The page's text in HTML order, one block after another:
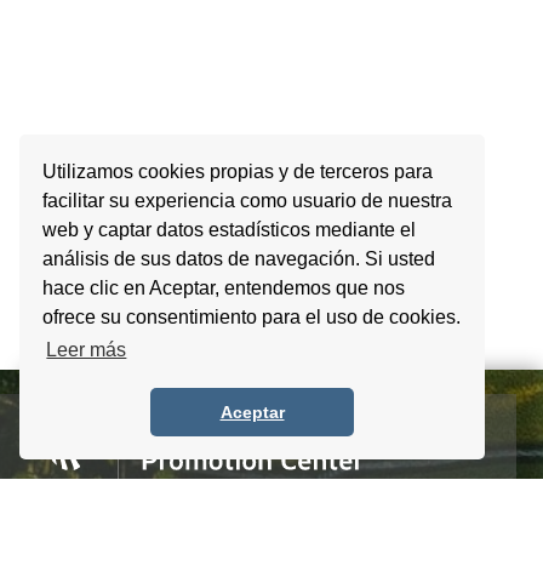
Utilizamos cookies propias y de terceros para
facilitar su experiencia como usuario de nuestra
web y captar datos estadísticos mediante el
análisis de sus datos de navegación. Si usted
hace clic en Aceptar, entendemos que nos
ofrece su consentimiento para el uso de cookies.
Leer más
Aceptar